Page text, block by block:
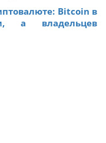
Bitcoin в
а владельцев